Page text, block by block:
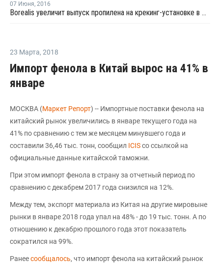
07 Июня, 2016
Borealis увеличит выпуск пропилена на крекинг-установке в Финляндии
23 Марта, 2018
Импорт фенола в Китай вырос на 41% в
январе
МОСКВА (Маркет Репорт) -- Импортные поставки фенола на
китайский рынок увеличились в январе текущего года на
41% по сравнению с тем же месяцем минувшего года и
составили 36,46 тыс. тонн, сообщил ICISсо ссылкой на
официальные данные китайской таможни.
При этом импорт фенола в страну за отчетный период по
сравнению с декабрем 2017 года снизился на 12%.
Между тем, экспорт материала из Китая на другие мировыне
рынки в январе 2018 года упал на 48% - до 19 тыс. тонн. А по
отношению к декабрю прошлого года этот показатель
сократился на 99%.
Ранеесообщалось, что импорт фенола на китайский рынок